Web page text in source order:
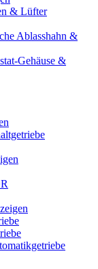
& Lüfter
Ablasshahn &
Gehäuse &